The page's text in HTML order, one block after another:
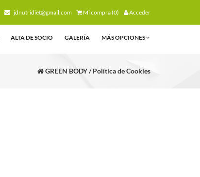
jdnutridiet@gmail.com Mi compra (0) Acceder
ALTA DE SOCIO GALERÍA MÁS OPCIONES
GREEN BODY / Política de Cookies